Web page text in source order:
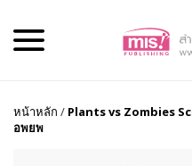
หน้าหลัก / Plants vs Zombies
อพยพ